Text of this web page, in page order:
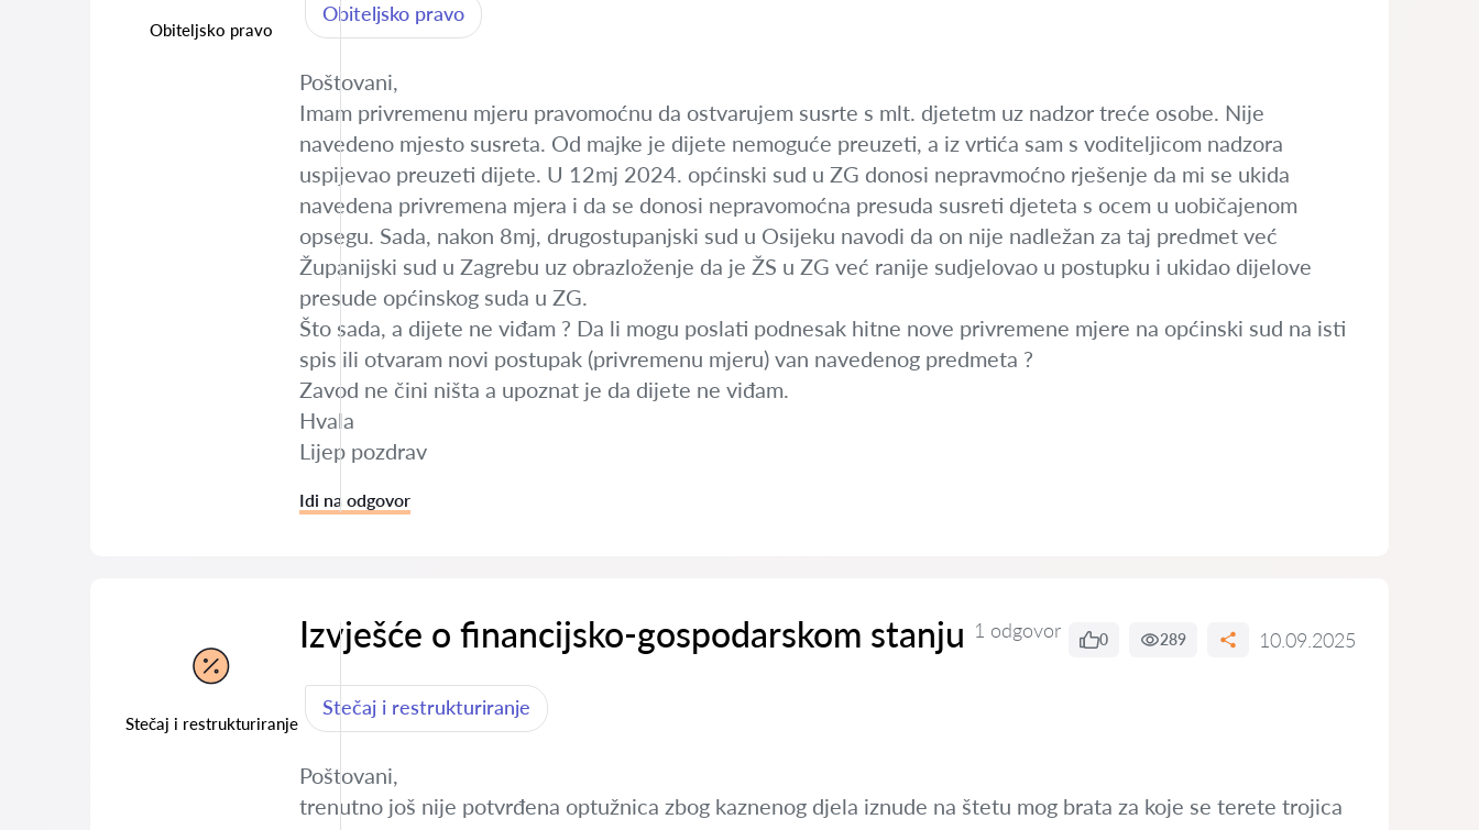
Obiteljsko pravo
Obiteljsko pravo
Poštovani,
Imam privremenu mjeru pravomoćnu da ostvarujem susrte s mlt. djetetm uz nadzor treće osobe. Nije
navedeno mjesto susreta. Od majke je dijete nemoguće preuzeti, a iz vrtića sam s voditeljicom nadzora
uspijevao preuzeti dijete. U 12mj 2024. općinski sud u ZG donosi nepravmoćno rješenje da mi se ukida
navedena privremena mjera i da se donosi nepravomoćna presuda susreti djeteta s ocem u uobičajenom
opsegu. Sada, nakon 8mj, drugostupanjski sud u Osijeku navodi da on nije nadležan za taj predmet već
Županijski sud u Zagrebu uz obrazloženje da je ŽS u ZG već ranije sudjelovao u postupku i ukidao dijelove
presude općinskog suda u ZG.
Što sada, a dijete ne viđam ? Da li mogu poslati podnesak hitne nove privremene mjere na općinski sud na isti
spis ili otvaram novi postupak (privremenu mjeru) van navedenog predmeta ?
Zavod ne čini ništa a upoznat je da dijete ne viđam.
Hvala
Lijep pozdrav
Idi na odgovor
Stečaj i restrukturiranje
Izvješće o financijsko-gospodarskom stanju 1 odgovor 0 289 10.09.2025
Stečaj i restrukturiranje
Poštovani,
trenutno još nije potvrđena optužnica zbog kaznenog djela iznude na štetu mog brata za koje se terete trojica